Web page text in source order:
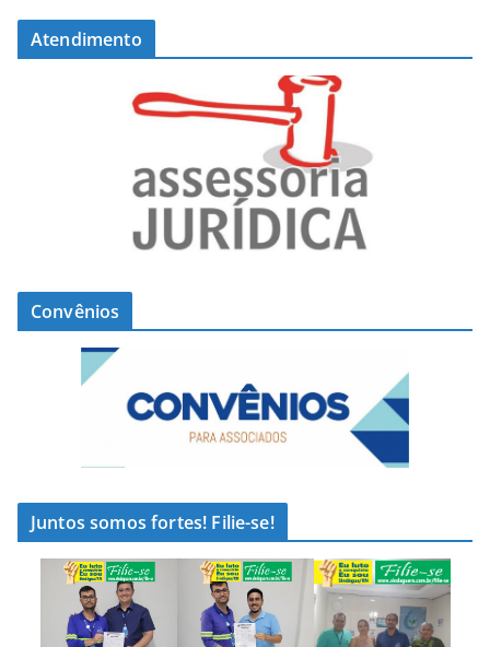
Atendimento
Convênios
Juntos somos fortes! Filie-se!